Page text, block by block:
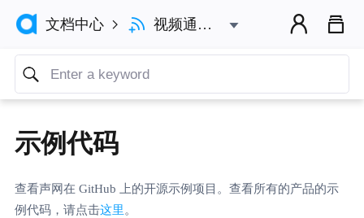
文档中心   视频通话 (Legacy)  
示例代码
查看声网在 GitHub 上的开源示例项目。查看所有的产品的示
例代码，请点击这里。